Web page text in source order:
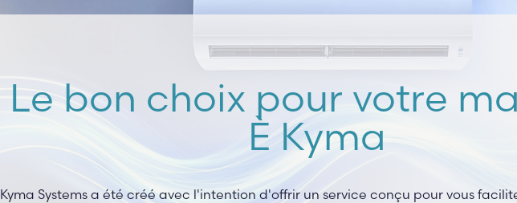
Le bon choix pour votre
È Kyma
Kyma Systems a été créé avec l'intention d'offrir un service conçu pour vous